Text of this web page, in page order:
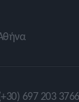
697 203